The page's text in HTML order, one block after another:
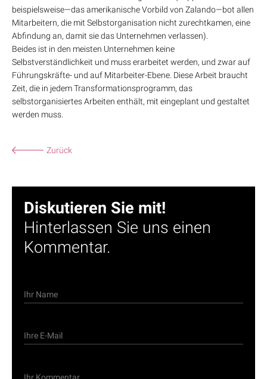
beispielsweise—das amerikanische Vorbild von Zalando—bot allen
Mitarbeitern, die mit Selbstorganisation nicht zurechtkamen, eine
Abfindung an, damit sie das Unternehmen verlassen).
Beides ist in den meisten Unternehmen keine
Selbstverständlichkeit und muss erarbeitet werden, und zwar auf
Führungskräfte- und auf Mitarbeiter-Ebene. Diese Arbeit braucht
Zeit, die in jedem Transformationsprogramm, das
selbstorganisiertes Arbeiten enthält, mit eingeplant und gestaltet
werden muss.
Zurück
Diskutieren Sie mit!
Hinterlassen Sie uns einen
Kommentar.